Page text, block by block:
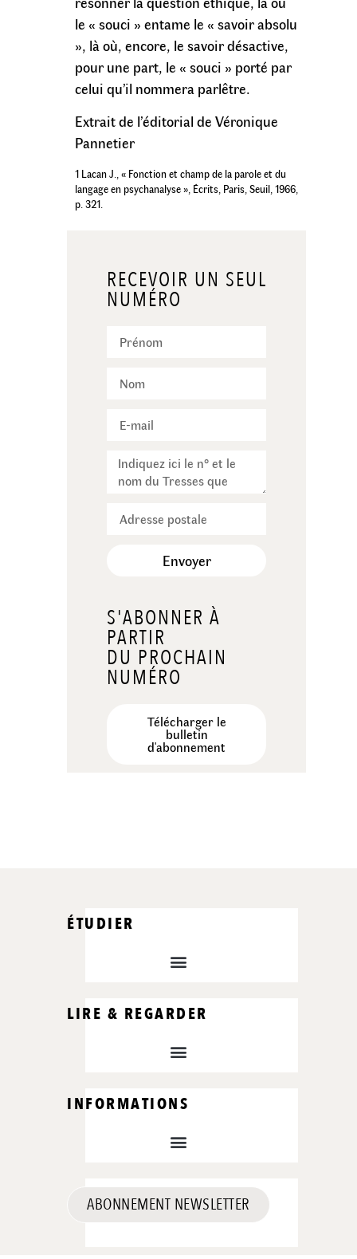
le « souci » entame le « savoir absolu
», là où, encore, le savoir désactive,
pour une part, le « souci » porté par
celui qu’il nommera parlêtre.
Extrait de l’éditorial de Véronique
Pannetier
1 Lacan J., « Fonction et champ de la parole et du
langage en psychanalyse », Écrits, Paris, Seuil, 1966,
p. 321.
RECEVOIR UN SEUL
NUMÉRO
Envoyer
S'ABONNER À
PARTIR
DU PROCHAIN
NUMÉRO
Télécharger le
bulletin
d'abonnement
ÉTUDIER
LIRE & REGARDER
INFORMATIONS
ABONNEMENT NEWSLETTER